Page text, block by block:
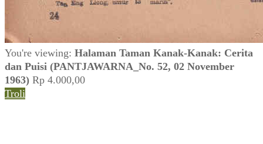
You're viewing: Halaman Taman Kanak-Kanak: Cerita
dan Puisi (PANTJAWARNA_No. 52, 02 November
1963) Rp 4.000,00
Troli